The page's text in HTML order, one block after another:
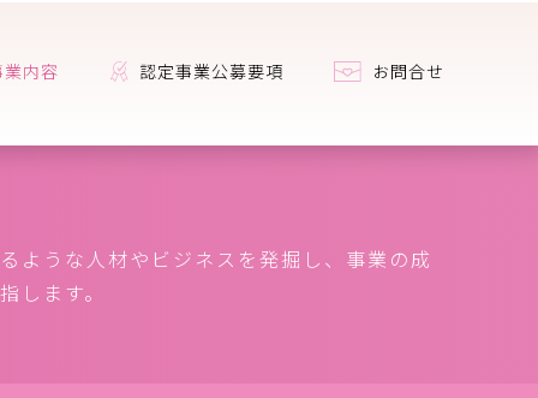
内容 認定事業公募要項 お問合せ
ような人材やビジネスを発掘し、事業の成
します。